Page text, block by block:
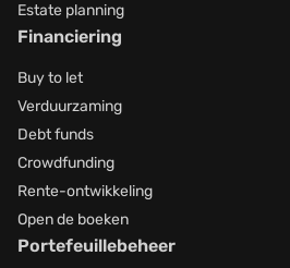
Estate planning
Financiering
Buy to let
Verduurzaming
Debt funds
Crowdfunding
Rente-ontwikkeling
Open de boeken
Portefeuillebeheer